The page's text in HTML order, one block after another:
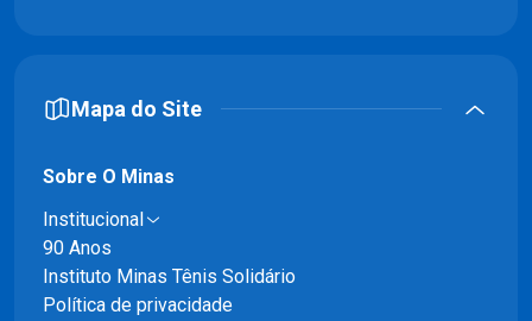
Mapa do Site
Sobre O Minas
Institucional
90 Anos
Instituto Minas Tênis Solidário
Política de privacidade